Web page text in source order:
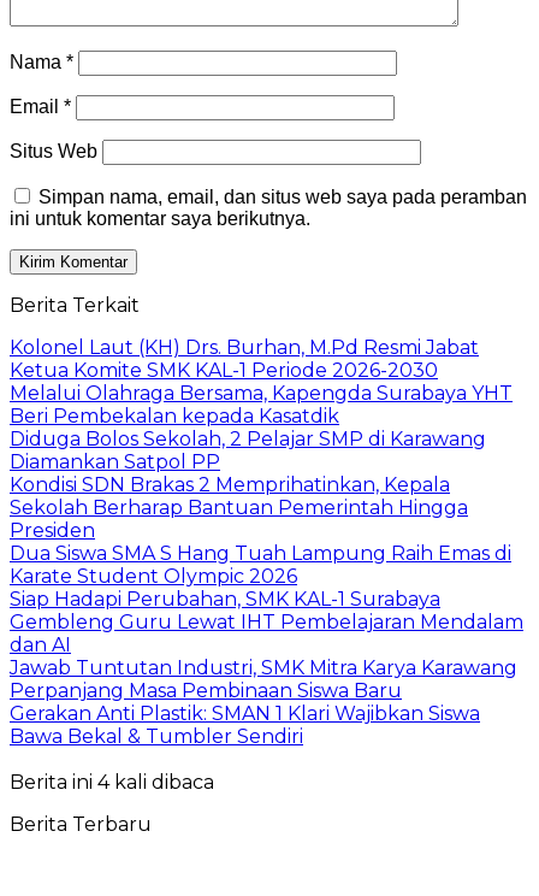
Nama *
Email *
Situs Web
Simpan nama, email, dan situs web saya pada peramban
ini untuk komentar saya berikutnya.
Berita Terkait
Kolonel Laut (KH) Drs. Burhan, M.Pd Resmi Jabat
Ketua Komite SMK KAL-1 Periode 2026-2030
Melalui Olahraga Bersama, Kapengda Surabaya YHT
Beri Pembekalan kepada Kasatdik
Diduga Bolos Sekolah, 2 Pelajar SMP di Karawang
Diamankan Satpol PP
Kondisi SDN Brakas 2 Memprihatinkan, Kepala
Sekolah Berharap Bantuan Pemerintah Hingga
Presiden
Dua Siswa SMA S Hang Tuah Lampung Raih Emas di
Karate Student Olympic 2026
Siap Hadapi Perubahan, SMK KAL-1 Surabaya
Gembleng Guru Lewat IHT Pembelajaran Mendalam
dan AI
Jawab Tuntutan Industri, SMK Mitra Karya Karawang
Perpanjang Masa Pembinaan Siswa Baru
Gerakan Anti Plastik: SMAN 1 Klari Wajibkan Siswa
Bawa Bekal & Tumbler Sendiri
Berita ini 4 kali dibaca
Berita Terbaru